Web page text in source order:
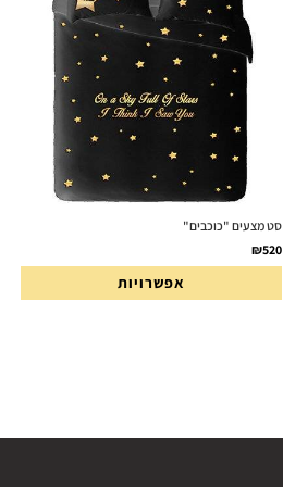
סט מצעים "כוכבים"
₪520
אפשרויות